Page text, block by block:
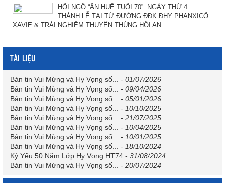
HỘI NGỘ “ÂN HUỆ TUỔI 70”. NGÀY THỨ 4:
THÁNH LỄ TẠI TỪ ĐƯỜNG ĐĐK ĐHY PHANXICÔ
XAVIE & TRẢI NGHIỆM THUYỀN THÚNG HỘI AN
TÀI LIỆU
Bản tin Vui Mừng và Hy Vọng số... - 01/07/2026
Bản tin Vui Mừng và Hy Vọng số...
- 09/04/2026
Bản tin Vui Mừng và Hy Vọng số...
- 05/01/2026
Bản tin Vui Mừng và Hy Vọng số...
- 10/10/2025
Bản tin Vui Mừng và Hy Vọng số...
- 21/07/2025
Bản tin Vui Mừng và Hy Vọng số...
- 10/04/2025
Bản tin Vui Mừng và Hy Vọng số...
- 10/01/2025
Bản tin Vui Mừng và Hy Vọng số...
- 18/10/2024
Kỷ Yếu 50 Năm Lớp Hy Vọng HT74 - 31/08/2024
Bản tin Vui Mừng và Hy Vọng số...
- 20/07/2024